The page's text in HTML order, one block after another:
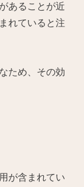
あることが近
れていると注
ため、その効
が含まれてい